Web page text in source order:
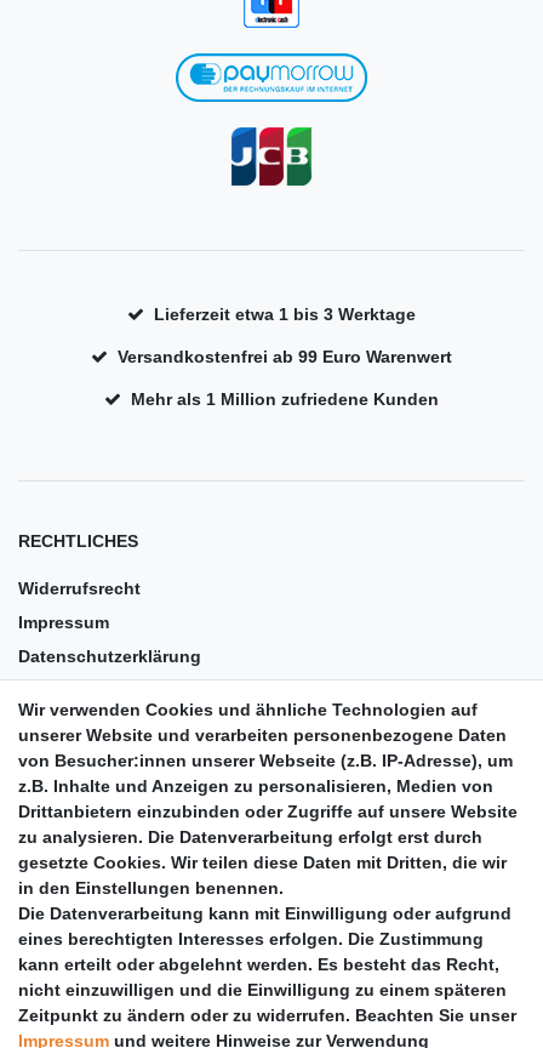
Lieferzeit etwa 1 bis 3 Werktage
Versandkostenfrei ab 99 Euro Warenwert
Mehr als 1 Million zufriedene Kunden
RECHTLICHES
Widerrufsrecht
Impressum
Datenschutzerklärung
Barrierefreiheit
Anleitungen
Vertrag widerrufen
PARTNER
DHL
GLS
PaketPLUS
Wir verwenden Cookies und ähnliche Technologien auf
unserer Website und verarbeiten personenbezogene Daten
von Besucher:innen unserer Webseite (z.B. IP-Adresse), um
z.B. Inhalte und Anzeigen zu personalisieren, Medien von
Drittanbietern einzubinden oder Zugriffe auf unsere Website
zu analysieren. Die Datenverarbeitung erfolgt erst durch
gesetzte Cookies. Wir teilen diese Daten mit Dritten, die wir
in den Einstellungen benennen.
Die Datenverarbeitung kann mit Einwilligung oder aufgrund
eines berechtigten Interesses erfolgen. Die Zustimmung
kann erteilt oder abgelehnt werden. Es besteht das Recht,
nicht einzuwilligen und die Einwilligung zu einem späteren
Zeitpunkt zu ändern oder zu widerrufen. Beachten Sie unser
Impressum und weitere Hinweise zur Verwendung